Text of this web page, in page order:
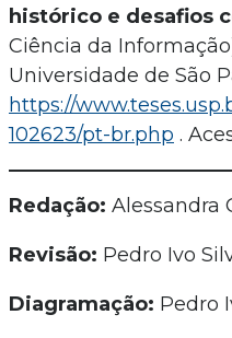
histórico e desafios
Ciência da
Universidade de São
https://
102623/pt-br.php .
Redação: Alessandra
Revisão: Pedro Ivo
Diagramação: Pedro